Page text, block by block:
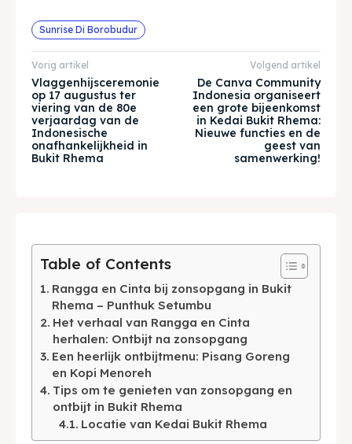
& Make a booking today
Tempat Makan Keluarga
Tempat Makan Rombongan
Ruang Meeting
Nasi Box
& Make a booking today
Tempat Makan Keluarga
Tempat Makan Rombongan
Ruang Meeting
Nasi Box
BAHASA / LANGUAGE
English 中文
Sunrise Di Borobudur
Vorig artikel
Vlaggenhijsceremonie
op 17 augustus ter
viering van de 80e
verjaardag van de
Indonesische
onafhankelijkheid in
Bukit Rhema
Volgend artikel
De Canva Community
Indonesia organiseert
een grote bijeenkomst
in Kedai Bukit Rhema:
Nieuwe functies en de
geest van
samenwerking!
Table of Contents
Rangga en Cinta bij zonsopgang in Bukit
Rhema – Punthuk Setumbu
Het verhaal van Rangga en Cinta
herhalen: Ontbijt na zonsopgang
Een heerlijk ontbijtmenu: Pisang Goreng
en Kopi Menoreh
Tips om te genieten van zonsopgang en
ontbijt in Bukit Rhema
Locatie van Kedai Bukit Rhema